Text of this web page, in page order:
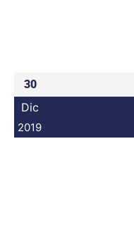
30
Dic
2019